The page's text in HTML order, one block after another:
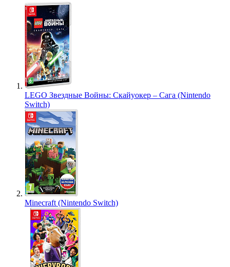
LEGO Звездные Войны: Скайуокер – Сага (Nintendo
Switch)
Minecraft (Nintendo Switch)